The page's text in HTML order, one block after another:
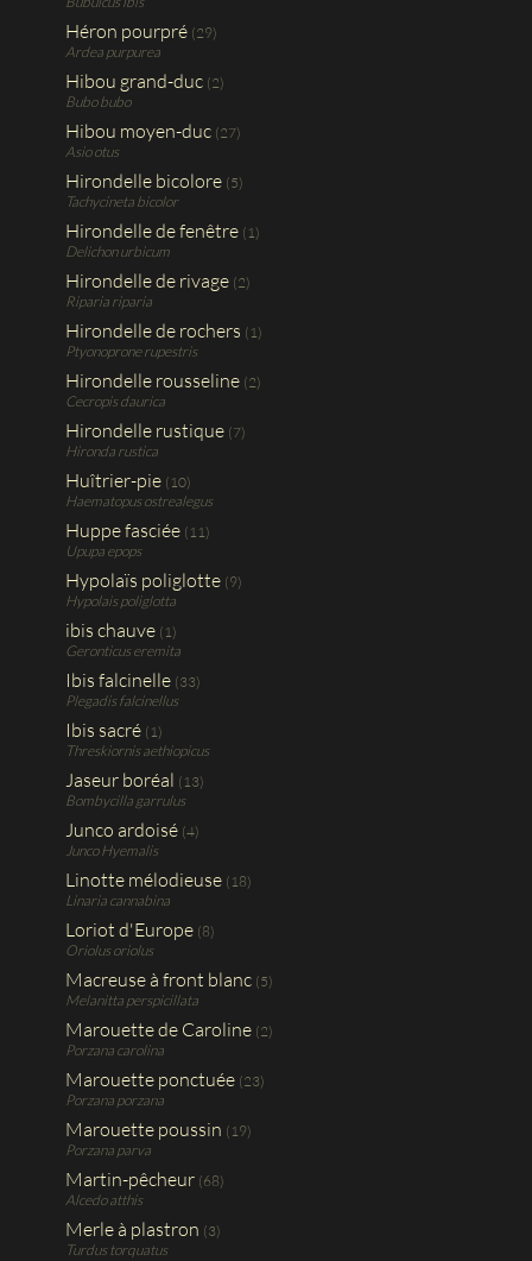
Héron pourpré (29)
Ardea purpurea
Hibou grand-duc (2)
Bubo bubo
Hibou moyen-duc (27)
Asio otus
Hirondelle bicolore (5)
Tachycineta bicolor
Hirondelle de fenêtre (1)
Delichon urbicum
Hirondelle de rivage (2)
Riparia riparia
Hirondelle de rochers (1)
Ptyonoprone rupestris
Hirondelle rousseline (2)
Cecropis daurica
Hirondelle rustique (7)
Hironda rustica
Huîtrier-pie (10)
Haematopus ostrealegus
Huppe fasciée (11)
Upupa epops
Hypolaïs poliglotte (9)
Hypolais poliglotta
ibis chauve (1)
Geronticus eremita
Ibis falcinelle (33)
Plegadis falcinellus
Ibis sacré (1)
Threskiornis aethiopicus
Jaseur boréal (13)
Bombycilla garrulus
Junco ardoisé (4)
Junco Hyemalis
Linotte mélodieuse (18)
Linaria cannabina
Loriot d'Europe (8)
Oriolus oriolus
Macreuse à front blanc (5)
Melanitta perspicillata
Marouette de Caroline (2)
Porzana carolina
Marouette ponctuée (23)
Porzana porzana
Marouette poussin (19)
Porzana parva
Martin-pêcheur (68)
Alcedo atthis
Merle à plastron (3)
Turdus torquatus